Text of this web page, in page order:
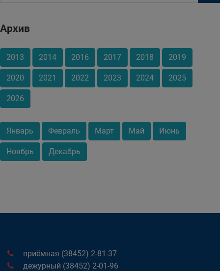
Архив
2013 2014 2016 2017 2018 2019
2020 2021 2022 2023 2024 2025
2026
Январь Февраль Март Май Июнь
Ноябрь Декабрь
приёмная (38452) 2-81-37
дежурный (38452) 2-01-96